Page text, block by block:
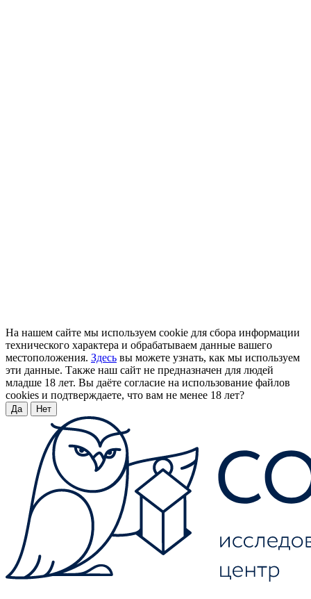
На нашем сайте мы используем cookie для сбора информации
технического характера и обрабатываем данные вашего
местоположения. Здесь вы можете узнать, как мы используем
эти данные. Также наш сайт не предназначен для людей
младше 18 лет. Вы даёте согласие на использование файлов
cookies и подтверждаете, что вам не менее 18 лет?
Да Нет